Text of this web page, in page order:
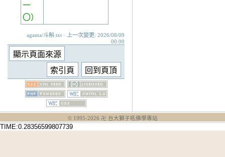
一
〇）
agama/斗斛.txt · 上一次變更: 2026/08/09
00:00
© 1995-2026 卍 台大獅子吼佛學專站
TIME:0.28356599807739